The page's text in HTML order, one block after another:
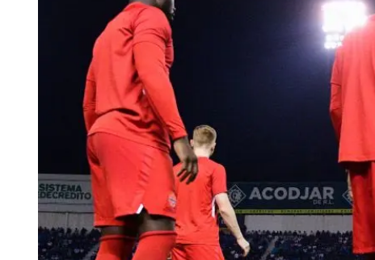
Entreposage libre-service
Localisateur de succursales
Résidentiel
Véhicules
Entreposage pour étudiants
Commercial
Déménagement
Guide de l'entreposage